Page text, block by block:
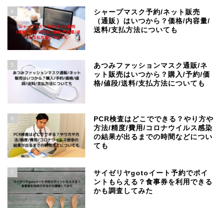
4
シャープマスク予約/ネット販売
（通販）はいつから？価格/内容量/
送料/支払方法についても
5
あつみファッションマスク通販/ネ
ット販売はいつから？購入/予約/価
格/値段/送料/支払方法についても
6
PCR検査はどこでできる？やり方や
方法/精度/費用/コロナウイルス感染
の結果が出るまでの時間などについ
ても
7
サイゼリヤgotoイート予約でポイ
ントもらえる？食事券を利用できる
かも調査してみた